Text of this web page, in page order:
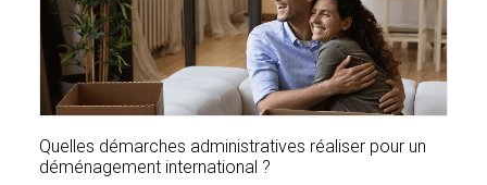
Quelles démarches administratives réaliser pour un
déménagement international ?